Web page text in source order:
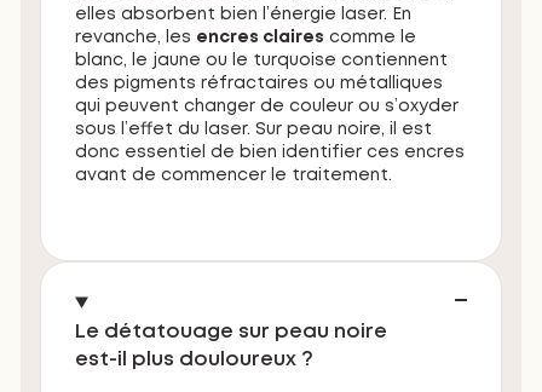
elles absorbent bien l’énergie laser. En
revanche, les encres claires comme le
blanc, le jaune ou le turquoise contiennent
des pigments réfractaires ou métalliques
qui peuvent changer de couleur ou s’oxyder
sous l’effet du laser. Sur peau noire, il est
donc essentiel de bien identifier ces encres
avant de commencer le traitement.
Le détatouage sur peau noire
est-il plus douloureux ?